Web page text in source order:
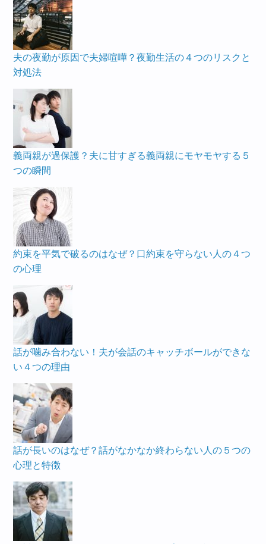
夫の夜勤が原因で夫婦喧嘩？夜勤生活の４つのリスクと
対処法
義両親が過保護？夫に甘すぎる義両親にモヤモヤする５
つの瞬間
約束を平気で破るのはなぜ？口約束を守らない人の４つ
の心理
話が噛み合わない！夫が会話のキャッチボールができな
い４つの理由
話が長いのはなぜ？話がなかなか終わらない人の５つの
心理と特徴